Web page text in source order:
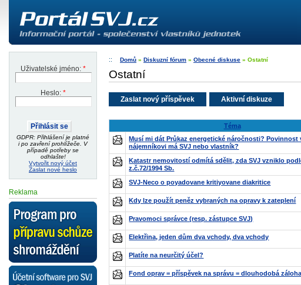
Uživatelské jméno: *
Heslo: *
GDPR: Přihlášení je platné
i po zavření prohlížeče. V
případě potřeby se
odhlašte!
Vytvořit nový účet
Zaslat nové heslo
Reklama
Domů » Diskuzní fórum » Obecné diskuse » Ostatní
Ostatní
Zaslat nový příspěvek Aktivní diskuze
Téma
Musí mi dát Průkaz energetické náročnosti? Povinnost
nájemníkovi má SVJ nebo vlastník?
Katastr nemovitostí odmítá sdělit, zda SVJ vzniklo
z.č.72/1994 Sb.
SVJ-Neco o poyadovane kritiyovane diakritice
Kdy lze použít peněz vybraných na opravy k zateplení
Pravomoci správce (resp. zástupce SVJ)
Elektřina, jeden dům dva vchody, dva vchody
Platíte na neurčitý účel?
Fond oprav = příspěvek na správu = dlouhodobá záloha